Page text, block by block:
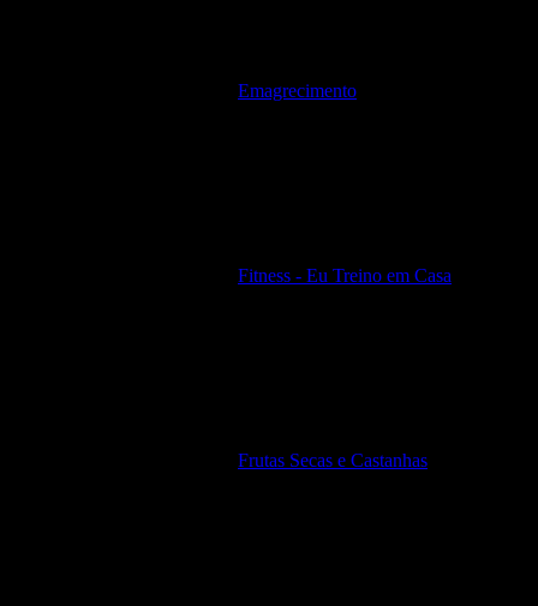
Emagrecimento
Fitness - Eu Treino em Casa
Frutas Secas e Castanhas